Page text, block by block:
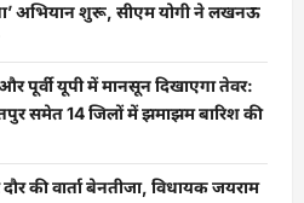
अभियान शुरू, सीएम योगी ने लखनऊ
पूर्वी यूपी में मानसून दिखाएगा तेवर:
समेत 14 जिलों में झमाझम बारिश की
की वार्ता बेनतीजा, विधायक जयराम